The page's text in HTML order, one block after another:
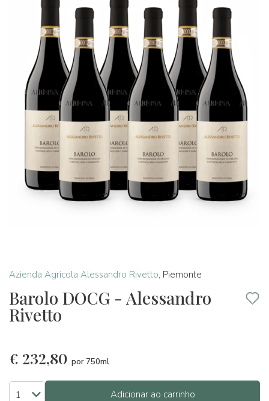
Azienda Agricola Alessandro Rivetto, Piemonte
Barolo DOCG - Alessandro
Rivetto
€ 232,80 por 750ml
Adicionar ao carrinho